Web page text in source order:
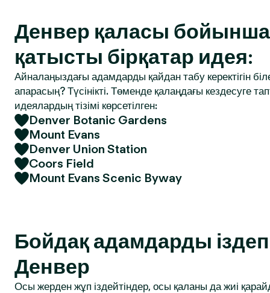
Денвер қаласы
қатысты бірқатар идея:
Айналаңыздағы адамдарды қайдан табу керектігін
апарасың? Түсінікті. Төменде қалаңдағы кездесуге
идеялардың тізімі көрсетілген:
Denver Botanic Gardens
Mount Evans
Denver Union Station
Coors Field
Mount Evans Scenic Byway
Бойдақ адамдарды іздеп
Денвер
Осы жерден жұп іздейтіндер, осы қаланы да жиі